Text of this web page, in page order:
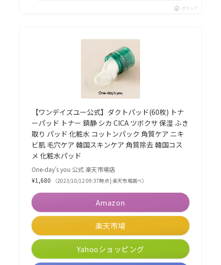
ポチップ
【ワンデイズユー公式】ダクトパッド(60枚) トナ
ーパッド トナー 鎮静 シカ CICA ツボクサ 保湿 ふき
取り パッド 化粧水 コットンパック 角質ケア ニキ
ビ肌 毛穴ケア 韓国スキンケア 角質除去 韓国コス
メ 化粧水パッド
One-day’s you 公式 楽天市場店
¥1,680
（2023/10/12 09:37時点 | 楽天市場調べ）
Amazon
楽天市場
Yahooショッピング